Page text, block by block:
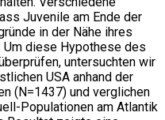
Juvenile am Ende der
in der Nähe ihres
Um diese Hypothese des
untersuchten wir
USA anhand der
(N=1437) und verglichen
Populationen am Atlantik